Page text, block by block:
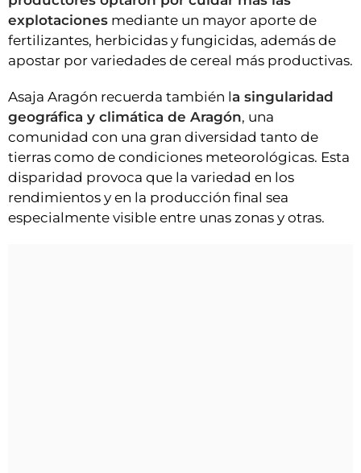
explotaciones mediante un mayor aporte de
fertilizantes, herbicidas y fungicidas, además de
apostar por variedades de cereal más productivas.
Asaja Aragón recuerda también la singularidad
geográfica y climática de Aragón, una
comunidad con una gran diversidad tanto de
tierras como de condiciones meteorológicas. Esta
disparidad provoca que la variedad en los
rendimientos y en la producción final sea
especialmente visible entre unas zonas y otras.